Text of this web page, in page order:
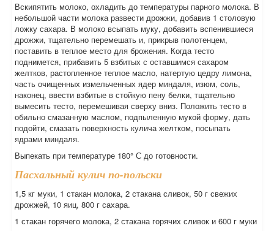
Вскипятить молоко, охладить до температуры парного молока. В
небольшой части молока развести дрожжи, добавив 1 столовую
ложку сахара. В молоко всыпать муку, добавить вспенившиеся
дрожжи, тщательно перемешать и, прикрыв полотенцем,
поставить в теплое место для брожения. Когда тесто
поднимется, прибавить 5 взбитых с оставшимся сахаром
желтков, растопленное теплое масло, натертую цедру лимона,
часть очищенных измельченных ядер миндаля, изюм, соль,
наконец, ввести взбитые в стойкую пену белки, тщательно
вымесить тесто, перемешивая сверху вниз. Положить тесто в
обильно смазанную маслом, подпыленную мукой форму, дать
подойти, смазать поверхность кулича желтком, посыпать
ядрами миндаля.
Выпекать при температуре 180° С до готовности.
Пасхальный кулич по-польски
1,5 кг муки, 1 стакан молока, 2 стакана сливок, 50 г свежих
дрожжей, 10 яиц, 800 г сахара.
1 стакан горячего молока, 2 стакана горячих сливок и 600 г муки